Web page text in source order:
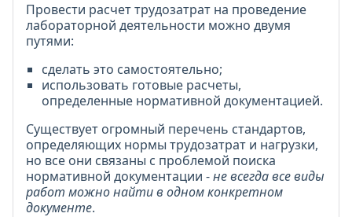
Провести расчет трудозатрат на проведение
лабораторной деятельности можно двумя
путями:
сделать это самостоятельно;
использовать готовые расчеты,
определенные нормативной документацией.
Существует огромный перечень стандартов,
определяющих нормы трудозатрат и нагрузки,
но все они связаны с проблемой поиска
нормативной документации -не всегда все виды
работ можно найти в одном конкретном
документе.